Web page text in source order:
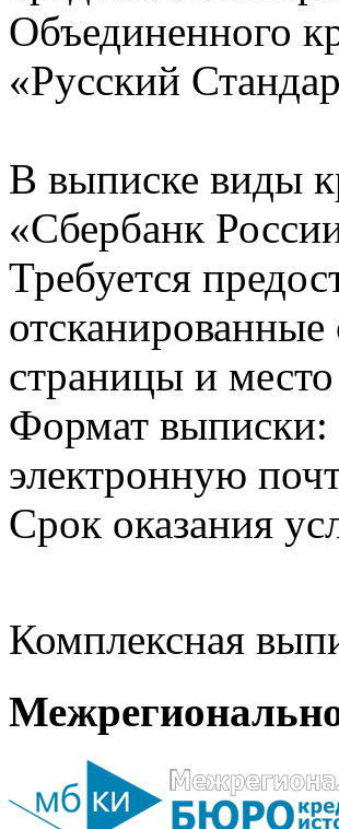
Объединенного
«Русский
В выписке виды
«Сбербанк
Требуется
страницы и
Формат выписки:
электронную
Срок оказания
Комплексная